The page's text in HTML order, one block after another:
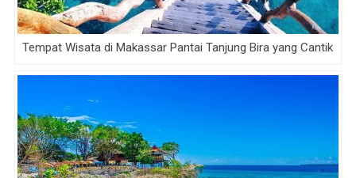
Tempat Wisata di Makassar Pantai Tanjung Bira yang Cantik